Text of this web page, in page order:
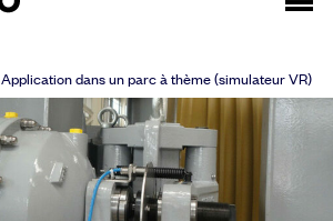
Application dans un parc à thème (simulateur VR)